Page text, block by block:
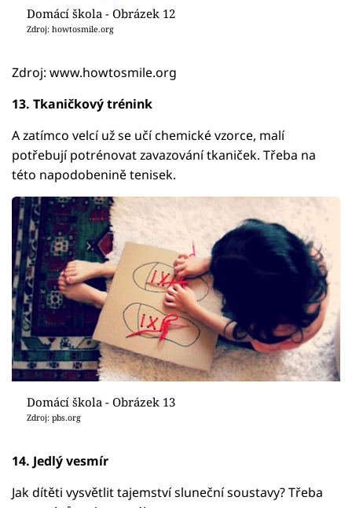
Domácí škola - Obrázek 12
Zdroj: howtosmile.org
Zdroj: www.howtosmile.org
13. Tkaničkový trénink
A zatímco velcí už se učí chemické vzorce, malí
potřebují potrénovat zavazování tkaniček. Třeba na
této napodobenině tenisek.
Domácí škola - Obrázek 13
Zdroj: pbs.org
14. Jedlý vesmír
Jak dítěti vysvětlit tajemství sluneční soustavy? Třeba